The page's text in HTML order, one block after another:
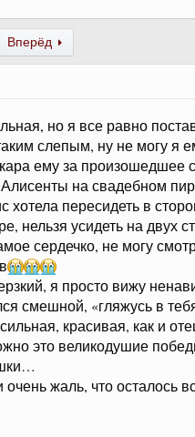
Вперёд
но я все равно
слепым, ну не могу я
ему за
на свадебном
хотела пересидеть в
нельзя усидеть на двух
сердечко, не могу
я просто вижу
смешной, «гляжусь в
красивая, как и
это великодушие
жаль, что осталось